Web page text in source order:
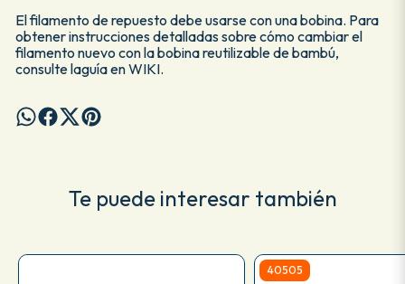
El filamento de repuesto debe usarse con una bobina. Para
obtener instrucciones detalladas sobre cómo cambiar el
filamento nuevo con la bobina reutilizable de bambú,
consulte laguía en WIKI.
Te puede interesar también
40505